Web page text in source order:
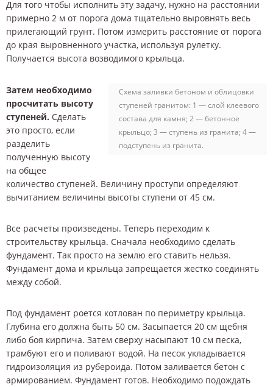
Для того чтобы исполнить эту задачу, нужно на расстоянии
примерно 2 м от порога дома тщательно выровнять весь
прилегающий грунт. Потом измерить расстояние от порога
до края выровненного участка, используя рулетку.
Получается высота возводимого крыльца.
Схема заливки бетоном и облицовки
ступеней гранитом: 1 — слой клеевого
состава для камня; 2 — бетонное
крыльцо; 3 — ступень из гранита; 4 —
подступень из гранита.
Затем необходимо
просчитать высоту
ступеней. Сделать
это просто, если
разделить
полученную высоту
на общее
количество ступеней. Величину проступи определяют
вычитанием величины высоты ступени от 45 см.
Все расчеты произведены. Теперь переходим к
строительству крыльца. Сначала необходимо сделать
фундамент. Так просто на землю его ставить нельзя.
Фундамент дома и крыльца запрещается жестко соединять
между собой.
Под фундамент роется котлован по периметру крыльца.
Глубина его должна быть 50 см. Засыпается 20 см щебня
либо боя кирпича. Затем сверху насыпают 10 см песка,
трамбуют его и поливают водой. На песок укладывается
гидроизоляция из рубероида. Потом заливается бетон с
армированием. Фундамент готов. Необходимо подождать